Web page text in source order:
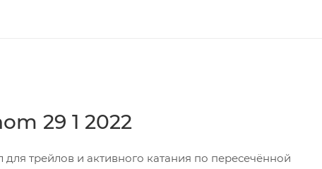
29 1 2022
трейлов и активного катания по пересечённой